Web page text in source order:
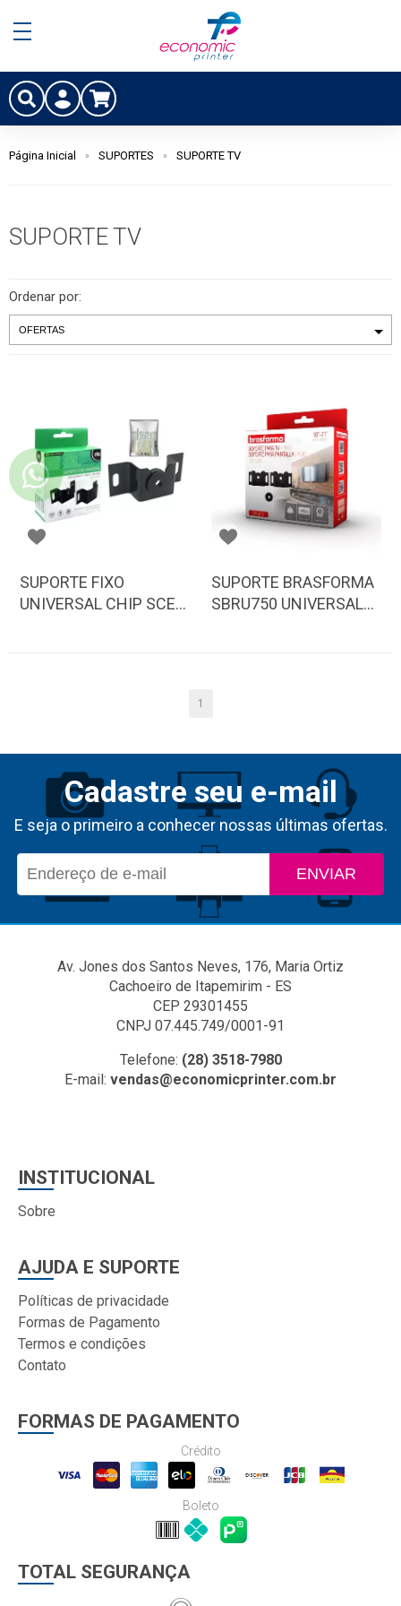
Página Inicial SUPORTES SUPORTE TV
SUPORTE TV
Ordenar por:
SUPORTE FIXO
UNIVERSAL CHIP SCE
SUPORTE BRASFORMA
SBRU750 UNIVERSAL
1
Cadastre seu e-mail
E seja o primeiro a conhecer nossas últimas ofertas.
ENVIAR
Av. Jones dos Santos Neves, 176, Maria Ortiz
Cachoeiro de Itapemirim - ES
CEP 29301455
CNPJ 07.445.749/0001-91
Telefone: (28) 3518-7980
E-mail: vendas@economicprinter.com.br
INSTITUCIONAL
Sobre
AJUDA E SUPORTE
Políticas de privacidade
Formas de Pagamento
Termos e condições
Contato
FORMAS DE PAGAMENTO
Crédito
Boleto
TOTAL SEGURANÇA